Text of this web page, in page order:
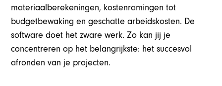
materiaalberekeningen, kostenramingen tot
budgetbewaking en geschatte arbeidskosten. De
software doet het zware werk. Zo kan jij je
concentreren op het belangrijkste: het succesvol
afronden van je projecten.